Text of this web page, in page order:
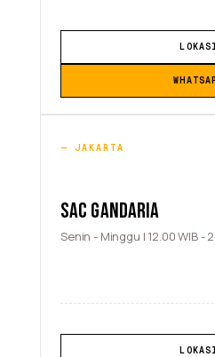
LOKASI
JAKARTA
SAC GANDARIA
Senin - Minggu | 12.00 WIB -
LOKASI